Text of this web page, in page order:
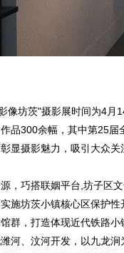
像坊茨"摄影展时间为4月
品300余幅，其中第25
显摄影魅力，吸引大众
，巧搭联姻平台,坊子区
施坊茨小镇核心区保护
群，打造体现近代铁路
河、汶河开发，以九龙